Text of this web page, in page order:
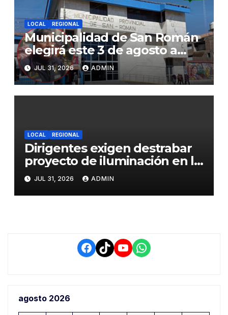
LOCAL REGIONAL
Municipalidad de San Román
elegirá este 3 de agosto a
representantes del Comité
de Seguridad y Salud en el
Trabajo
JUL 31, 2026 ADMIN
LOCAL REGIONAL
Dirigentes exigen destrabar
proyecto de iluminación en la
salida a Puno y alertan por
demora que pone en riesgo a
conductores
JUL 31, 2026 ADMIN
Facebook
TikTokYouTube
WhatsApp
agosto 2026